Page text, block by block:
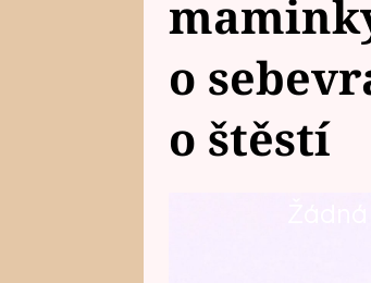
o
o štěstí
Monika Štorková
bojovnice z